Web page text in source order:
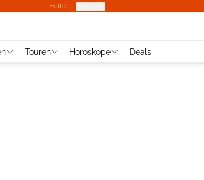
Hefte
Touren Horoskope Deals